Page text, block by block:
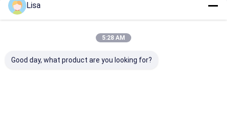
Lisa
5:28 AM
Good day, what product are you looking for?